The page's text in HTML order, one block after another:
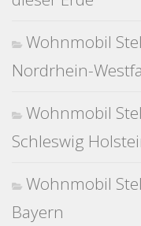
Wohnmobil
Nordrhein-
Wohnmobil
Schleswig
Wohnmobil
Bayern